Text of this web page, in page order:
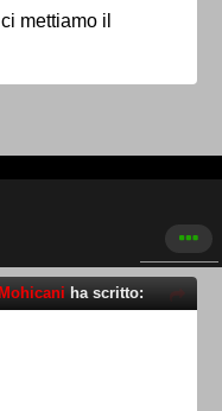
mettiamo il
ha scritto: